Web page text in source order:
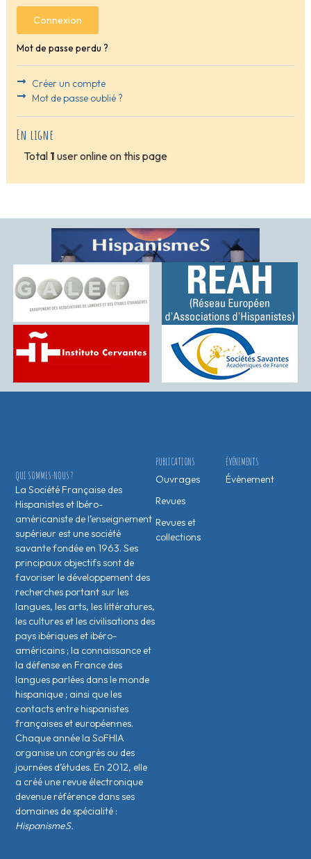
Connexion
Mot de passe perdu ?
Créer un compte
Mot de passe oublié ?
En ligne
Total 1 user online on this page
ÉVÉNEMENTS
Évènement
PUBLICATIONS
Ouvrages
Revues
Revues et
collections
QUI SOMMES-NOUS ?
La Société Française des
Hispanistes et Ibéro-
américaniste de l’enseignement
supérieur est une société
savante fondée en 1963. Ses
principaux objectifs sont de
favoriser le développement des
recherches portant sur les
langues, les arts, les littératures,
les cultures et les civilisations des
pays ibériques et ibéro-
américains ; la connaissance et
la défense en France des
langues parlées dans le monde
hispanique ; ainsi que les
contacts entre hispanistes
français·es et européen·nes.
Chaque année la SoFHIA
organise un congrès ou des
journées d’études. En 2012, elle
a créé une revue électronique
devenue référence dans ses
domaines de spécialité :
HispanismeS.